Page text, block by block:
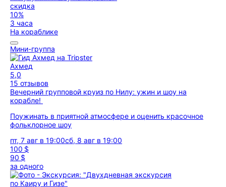
скидка
10%
3 часа
На кораблике
Мини-группа
Ахмед
5,0
15 отзывов
Вечерний групповой круиз по Нилу: ужин и шоу на
корабле!
Поужинать в приятной атмосфере и оценить красочное
фольклорное шоу
пт, 7 авг в 19:00сб, 8 авг в 19:00
100 $
90 $
за одного